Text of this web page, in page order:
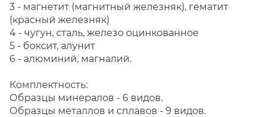
3 - магнетит (магнитный железняк), гематит
(красный железняк)
4 - чугун, сталь, железо оцинкованное
5 - боксит, алунит
6 - алюминий, магналий.
Комплектность:
Образцы минералов - 6 видов.
Образцы металлов и сплавов - 9 видов.